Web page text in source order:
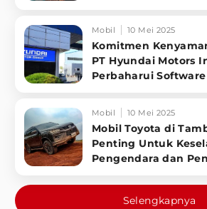
Mobil 10 Mei 2025
Komitmen
PT Hyundai Motors
Perbaharui
Mobil 10 Mei 2025
Mobil Toyota di
Penting Untuk
Pengendara dan
Selengkapnya